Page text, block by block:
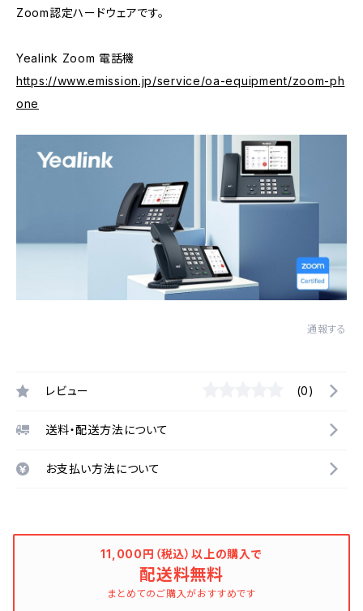
Zoom認定ハードウェアです。
Yealink Zoom 電話機
https://www.emission.jp/service/oa-equipment/zoom-ph
one
通報する
レビュー (0)
送料・配送方法について
お支払い方法について
11,000円（税込）以上の購入で
配送料無料
まとめてのご購入がおすすめです